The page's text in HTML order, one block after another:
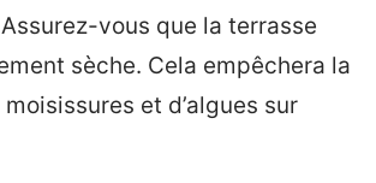
vous que la terrasse
sèche. Cela empêchera la
et d’algues sur